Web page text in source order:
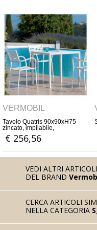
VERMOBIL
SGABELLO ALICE
€ 181,97
VEDI ALTRI ARTICOLI
DEL BRAND
CERCA ARTICOLI
NELLA CATEGORIA